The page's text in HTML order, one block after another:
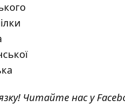
Читайте нас у